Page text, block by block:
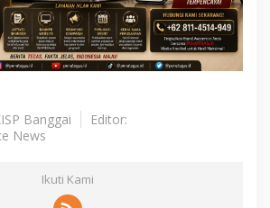
Banggai
Editor:
News
Ikuti Kami